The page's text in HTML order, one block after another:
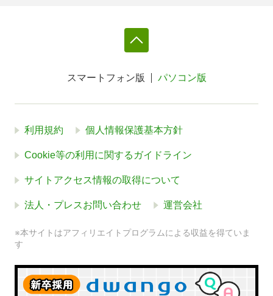
スマートフォン版 パソコン版
利用規約 個人情報保護基本方針
Cookie等の利用に関するガイドライン
サイトアクセス情報の取得について
法人・プレスお問い合わせ 運営会社
※本サイトはアフィリエイトプログラムによる収益を得ていま
す